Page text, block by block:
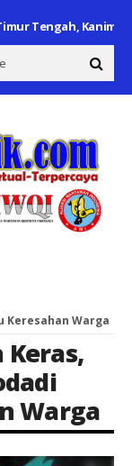
Tengah, Kanim
Keresahan Warga
Keras,
Warga